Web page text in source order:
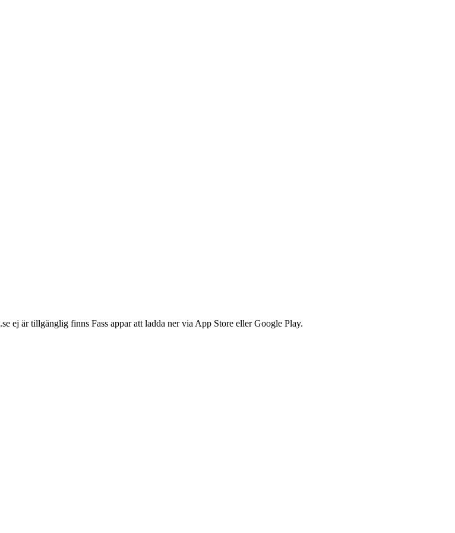
ej är tillgänglig finns Fass appar att ladda ner via App Store eller Google Play.